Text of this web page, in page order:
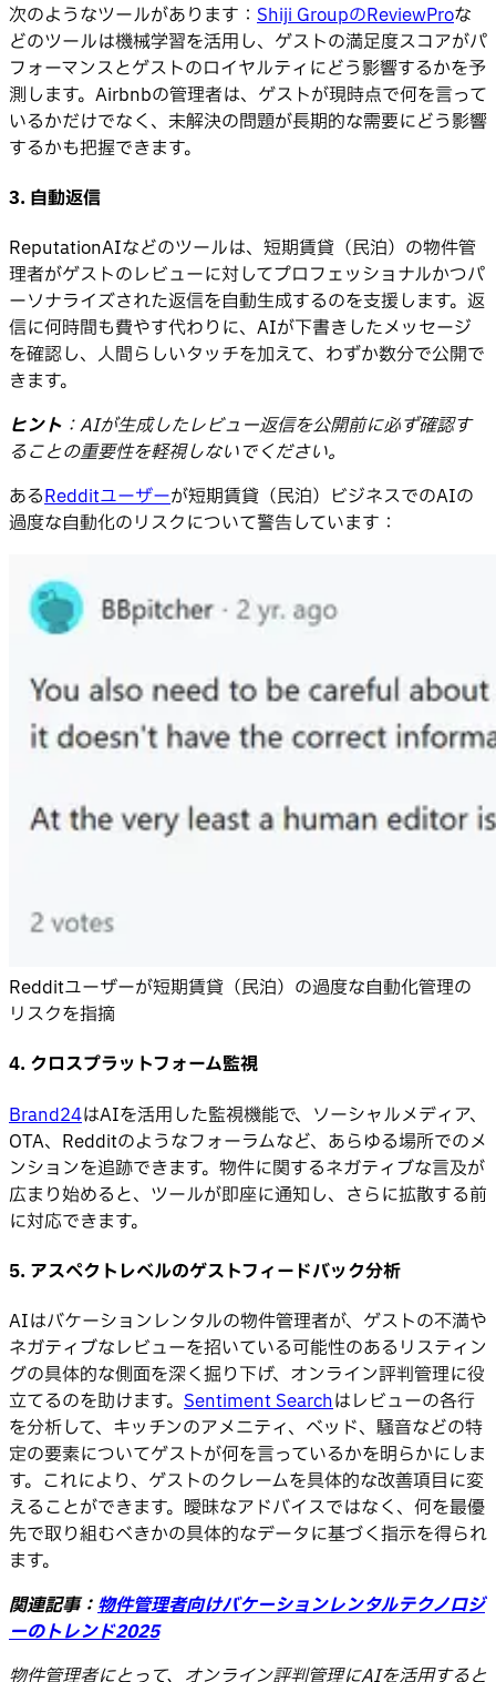
次のようなツールがあります： Shiji GroupのReviewProな
どのツールは機械学習を活用し、ゲストの満足度スコアがパ
フォーマンスとゲストのロイヤルティにどう影響するかを予
測します。Airbnbの管理者は、ゲストが現時点で何を言って
いるかだけでなく、未解決の問題が長期的な需要にどう影響
するかも把握できます。
3. 自動返信
ReputationAIなどのツールは、短期賃貸（民泊）の物件管
理者がゲストのレビューに対してプロフェッショナルかつパ
ーソナライズされた返信を自動生成するのを支援します。返
信に何時間も費やす代わりに、AIが下書きしたメッセージ
を確認し、人間らしいタッチを加えて、わずか数分で公開で
きます。
ヒント ：AIが生成したレビュー返信を公開前に必ず確認す
ることの重要性を軽視しないでください。
あるRedditユーザーが短期賃貸（民泊）ビジネスでのAIの
過度な自動化のリスクについて警告しています：
Redditユーザーが短期賃貸（民泊）の過度な自動化管理の
リスクを指摘
4. クロスプラットフォーム監視
Brand24はAIを活用した監視機能で、ソーシャルメディア、
OTA、Redditのようなフォーラムなど、あらゆる場所でのメ
ンションを追跡できます。物件に関するネガティブな言及が
広まり始めると、ツールが即座に通知し、さらに拡散する前
に対応できます。
5. アスペクトレベルのゲストフィードバック分析
AIはバケーションレンタルの物件管理者が、ゲストの不満や
ネガティブなレビューを招いている可能性のあるリスティン
グの具体的な側面を深く掘り下げ、オンライン評判管理に役
立てるのを助けます。 Sentiment Searchはレビューの各行
を分析して、キッチンのアメニティ、ベッド、騒音などの特
定の要素についてゲストが何を言っているかを明らかにしま
す。これにより、ゲストのクレームを具体的な改善項目に変
えることができます。曖昧なアドバイスではなく、何を最優
先で取り組むべきかの具体的なデータに基づく指示を得られ
ます。
関連記事：物件管理者向けバケーションレンタルテクノロジ
ーのトレンド2025
物件管理者にとって、オンライン評判管理にAIを活用すると